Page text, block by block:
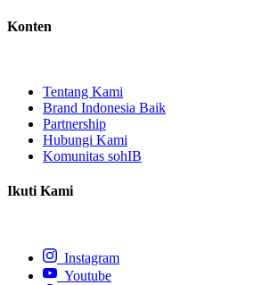
Konten
Tentang Kami
Brand Indonesia Baik
Partnership
Hubungi Kami
Komunitas sohIB
Ikuti Kami
Instagram
Youtube